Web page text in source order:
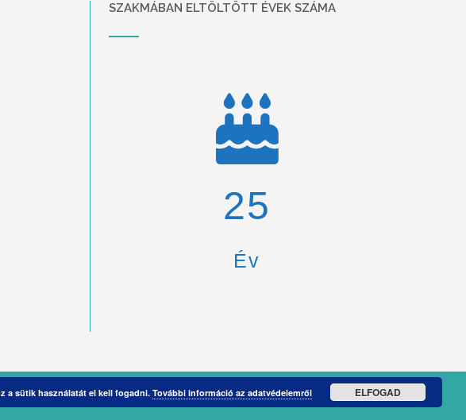
SZAKMÁBAN ELTÖLTÖTT ÉVEK SZÁMA
26
Év
a sütik használatát el kell fogadni.További információ az adatvédelemről ELFOGAD